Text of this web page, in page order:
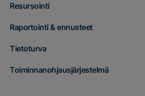
Resursointi
Raportointi & ennusteet
Tietoturva
Toiminnanohjausjärjestelmä